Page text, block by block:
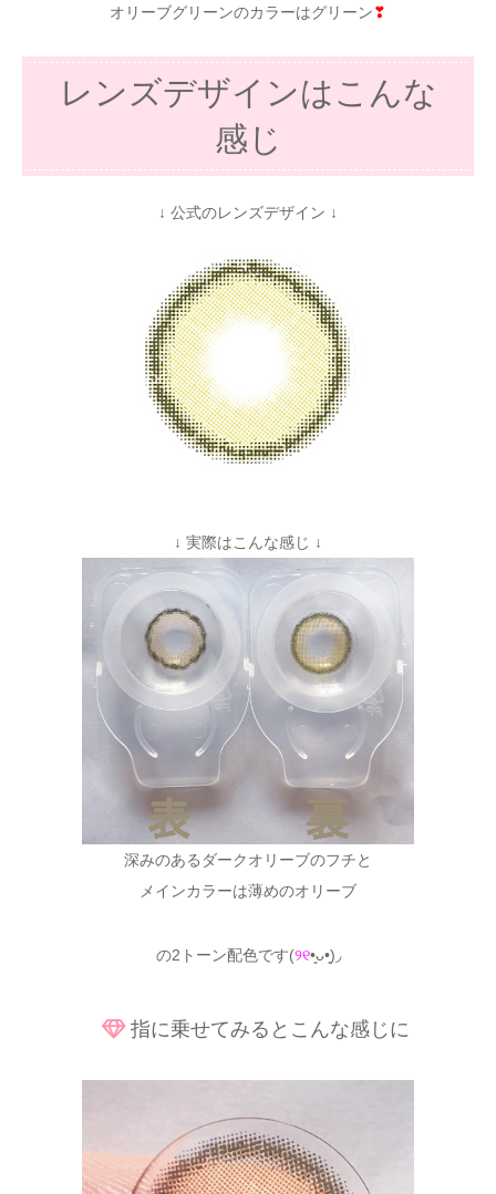
オリーブグリーンのカラーはグリーン❣
レンズデザインはこんな
感じ
↓ 公式のレンズデザイン ↓
↓ 実際はこんな感じ ↓
深みのあるダークオリーブのフチと
メインカラーは薄めのオリーブ
の2トーン配色です(୨୧•͈ᴗ•͈)◞
指に乗せてみるとこんな感じに